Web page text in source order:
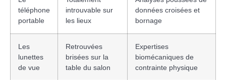
téléphone
portable
introuvable sur
les lieux
données croisées et
bornage
Les
lunettes
de vue
Retrouvées
brisées sur la
table du salon
Expertises
biomécaniques de
contrainte physique